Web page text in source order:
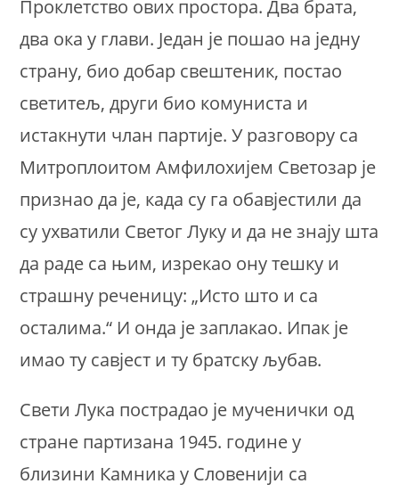
Проклетство ових простора. Два брата,
два ока у глави. Један је пошао на једну
страну, био добар свештеник, постао
светитељ, други био комуниста и
истакнути члан партије. У разговору са
Митроплоитом Амфилохијем Светозар је
признао да је, када су га обавјестили да
су ухватили Светог Луку и да не знају шта
да раде са њим, изрекао ону тешку и
страшну реченицу: „Исто што и са
осталима.“ И онда је заплакао. Ипак је
имао ту савјест и ту братску љубав.
Свети Лука пострадао је мученички од
стране партизана 1945. године у
близини Камника у Словенији са